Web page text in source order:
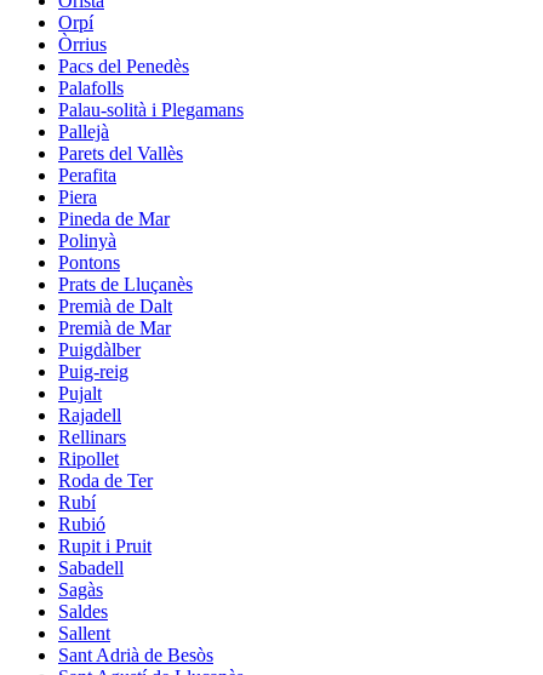
Orpí
Òrrius
Pacs del Penedès
Palafolls
Palau-solità i Plegamans
Pallejà
Parets del Vallès
Perafita
Piera
Pineda de Mar
Polinyà
Pontons
Prats de Lluçanès
Premià de Dalt
Premià de Mar
Puigdàlber
Puig-reig
Pujalt
Rajadell
Rellinars
Ripollet
Roda de Ter
Rubí
Rubió
Rupit i Pruit
Sabadell
Sagàs
Saldes
Sallent
Sant Adrià de Besòs